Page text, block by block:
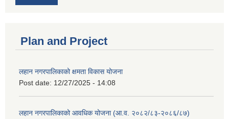
Plan and Project
लहान नगरपालिकाको क्षमता विकास योजना
Post date: 12/27/2025 - 14:08
लहान नगरपालिकाको आवधिक योजना (आ.व. २०८२/८३-२०८६/८७)